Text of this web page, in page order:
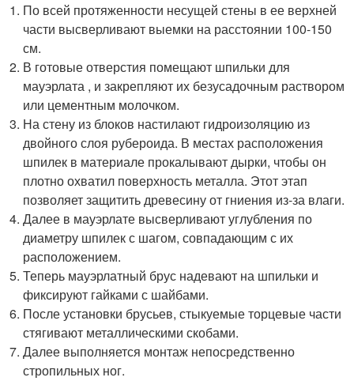
По всей протяженности несущей стены в ее верхней
части высверливают выемки на расстоянии 100-150
см.
В готовые отверстия помещают шпильки для
мауэрлата , и закрепляют их безусадочным раствором
или цементным молочком.
На стену из блоков настилают гидроизоляцию из
двойного слоя рубероида. В местах расположения
шпилек в материале прокалывают дырки, чтобы он
плотно охватил поверхность металла. Этот этап
позволяет защитить древесину от гниения из-за влаги.
Далее в мауэрлате высверливают углубления по
диаметру шпилек с шагом, совпадающим с их
расположением.
Теперь мауэрлатный брус надевают на шпильки и
фиксируют гайками с шайбами.
После установки брусьев, стыкуемые торцевые части
стягивают металлическими скобами.
Далее выполняется монтаж непосредственно
стропильных ног.